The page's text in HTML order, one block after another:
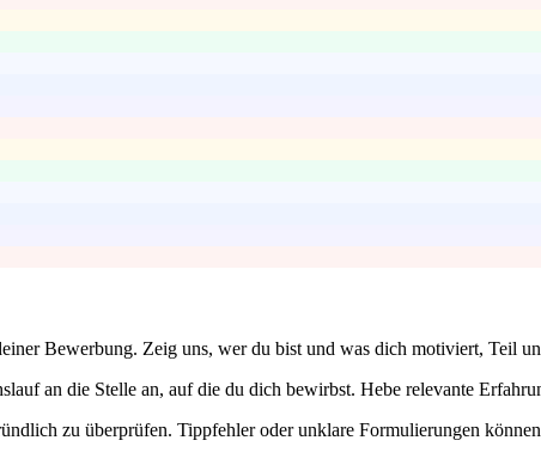
Bewerbung. Zeig uns, wer du bist und was dich motiviert, Teil
an die Stelle an, auf die du dich bewirbst. Hebe relevante
zu überprüfen. Tippfehler oder unklare Formulierungen